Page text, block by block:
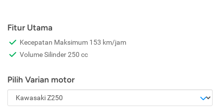
Fitur Utama
Kecepatan Maksimum 153 km/jam
Volume Silinder 250 cc
Pilih Varian motor